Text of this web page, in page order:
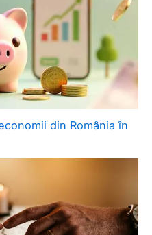
din România în